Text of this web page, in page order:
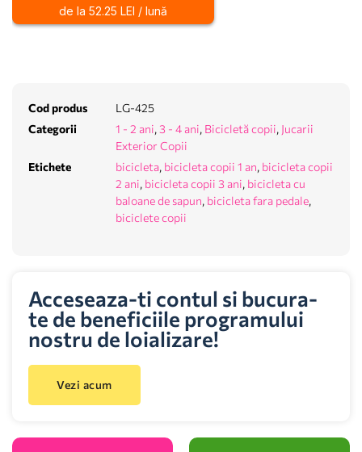
de la 52.25 LEI / lună
Cod produs
LG-425
Categorii
1 - 2 ani, 3 - 4 ani, Bicicletă copii, Jucarii
Exterior Copii
Etichete
bicicleta, bicicleta copii 1 an, bicicleta copii
2 ani, bicicleta copii 3 ani, bicicleta cu
baloane de sapun, bicicleta fara pedale,
biciclete copii
Acceseaza-ti contul si bucura-
te de beneficiile programului
nostru de loializare!
Vezi acum